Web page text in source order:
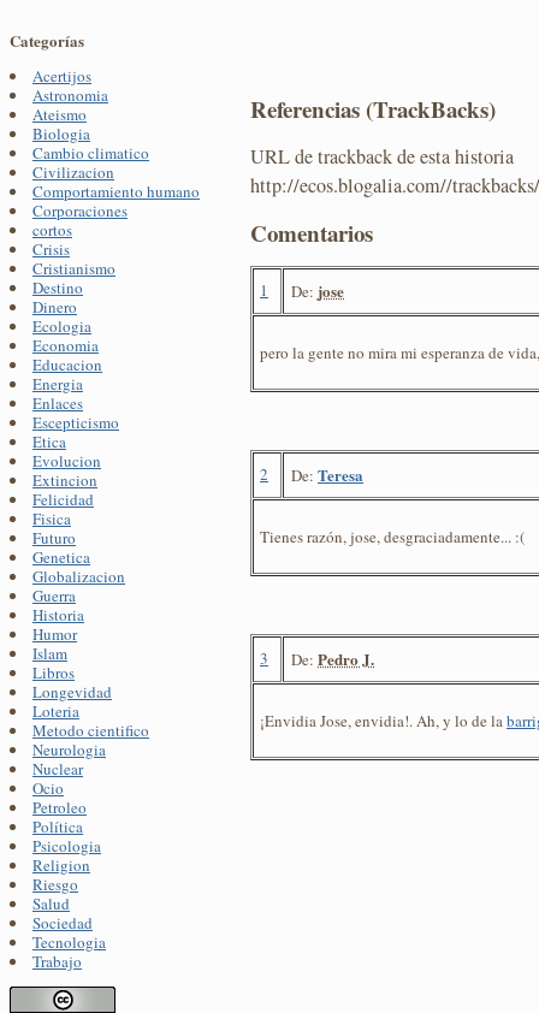
Categorías
Acertijos
Astronomia
Ateismo
Biologia
Cambio climatico
Civilizacion
Comportamiento humano
Corporaciones
cortos
Crisis
Cristianismo
Destino
Dinero
Ecologia
Economia
Educacion
Energia
Enlaces
Escepticismo
Etica
Evolucion
Extincion
Felicidad
Fisica
Futuro
Genetica
Globalizacion
Guerra
Historia
Humor
Islam
Libros
Longevidad
Loteria
Metodo cientifico
Neurologia
Nuclear
Ocio
Petroleo
Política
Psicologia
Religion
Riesgo
Salud
Sociedad
Tecnologia
Trabajo
Referencias (TrackBacks)
URL de trackback de esta historia
http://ecos.blogalia.com//
Comentarios
1 De: jose
pero la gente no mira mi esperanza de
2 De: Teresa
Tienes razón, jose, desgraciadamente... :(
3 De: Pedro J.
¡Envidia Jose, envidia!. Ah, y lo de la